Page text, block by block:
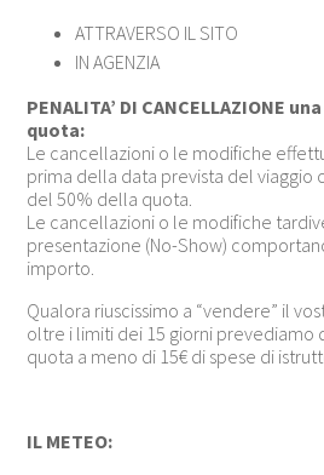
ATTRAVERSO IL SITO
IN AGENZIA
PENALITA’ DI CANCELLAZIONE
quota:
Le cancellazioni o le modifiche
prima della data prevista del viaggio
del 50% della quota.
Le cancellazioni o le modifiche
presentazione (No-Show)
importo.
Qualora riuscissimo a “vendere” il
oltre i limiti dei 15 giorni prevediamo
quota a meno di 15€ di spese di
IL METEO: